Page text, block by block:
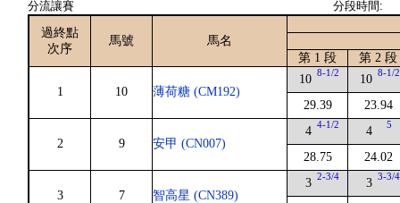
分流讓賽
分段時間:
過終點
次序
馬號
馬名
第 1 段
第 2 段
1 10 薄荷糖 (CM192)
10 8-1/2
29.39
10 8-1/2
23.94
2 9 安甲 (CN007)
4 4-1/2
28.75
4 5
24.02
3 7 智高星 (CN389)
3 2-3/4 3 3-3/4